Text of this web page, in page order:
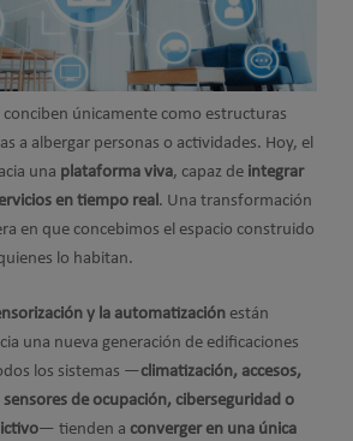
conciben únicamente como estructuras
a albergar personas o actividades. Hoy, el
una plataforma viva, capaz de integrar
en tiempo real . Una transformación
en que concebimos el espacio construido
lo habitan.
y la automatización están
una nueva generación de edificaciones
los sistemas —climatización, accesos,
de ocupación, ciberseguridad o
— tienden a converger en una única